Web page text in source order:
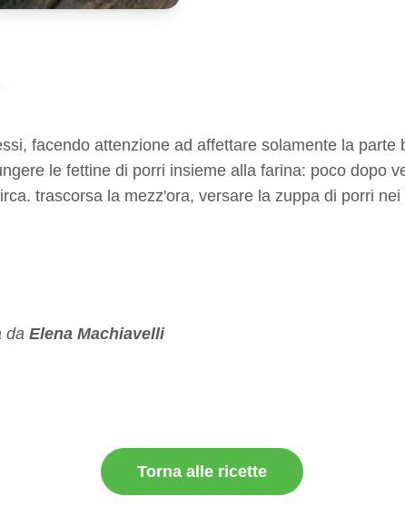
facendo attenzione ad affettare solamente la parte
le fettine di porri insieme alla farina: poco dopo
trascorsa la mezz'ora, versare la zuppa di porri
da Elena Machiavelli
Torna alle ricette